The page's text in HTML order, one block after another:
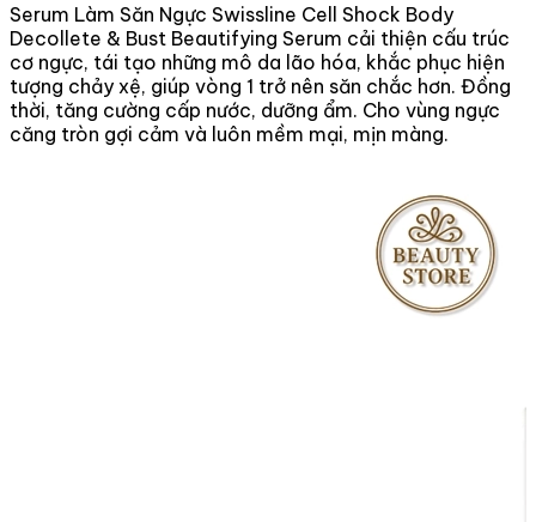
Serum Làm Săn Ngực Swissline Cell Shock Body
Decollete & Bust Beautifying Serum cải thiện cấu trúc
cơ ngực, tái tạo những mô da lão hóa, khắc phục hiện
tượng chảy xệ, giúp vòng 1 trở nên săn chắc hơn. Đồng
thời, tăng cường cấp nước, dưỡng ẩm. Cho vùng ngực
căng tròn gợi cảm và luôn mềm mại, mịn màng.